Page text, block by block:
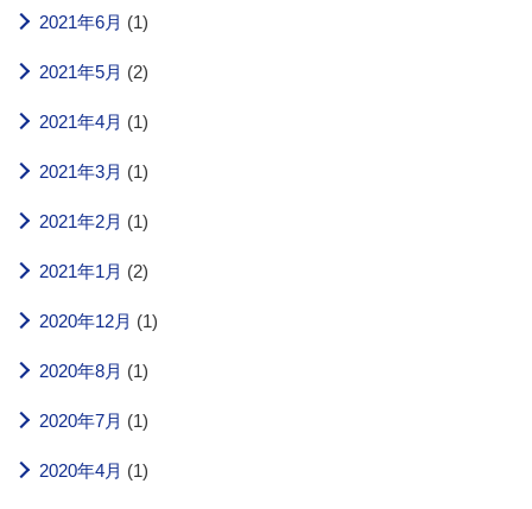
2021年6月 (1)
2021年5月 (2)
2021年4月 (1)
2021年3月 (1)
2021年2月 (1)
2021年1月 (2)
2020年12月 (1)
2020年8月 (1)
2020年7月 (1)
2020年4月 (1)